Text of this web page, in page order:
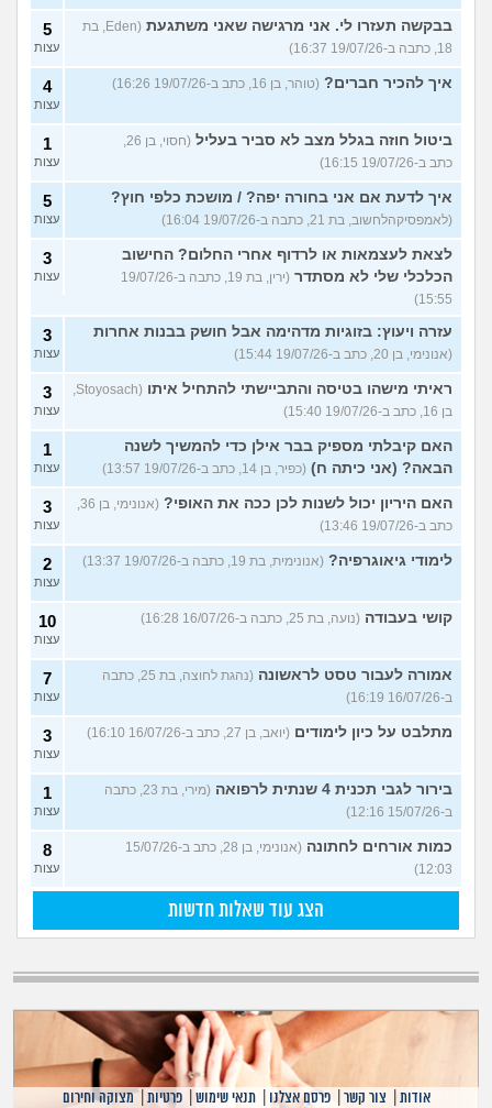
בבקשה תעזרו לי. אני מרגישה שאני משתגעת
(Eden, בת
18, כתבה ב-19/07/26 16:37)
5
עצות
איך להכיר חברים? (טוהר, בן 16, כתב ב-19/07/26 16:26) 4
עצות
ביטול חוזה בגלל מצב לא סביר בעליל
(חסוי, בן 26,
כתב ב-19/07/26 16:15)
1
עצות
איך לדעת אם אני בחורה יפה? / מושכת כלפי חוץ?
(לאמפסיקהלחשוב, בת 21, כתבה ב-19/07/26 16:04)
5
עצות
לצאת לעצמאות או לרדוף אחרי החלום? החישוב
הכלכלי שלי לא מסתדר
(ירין, בת 19, כתבה ב-19/07/26
15:55)
3
עצות
עזרה ויעוץ: בזוגיות מדהימה אבל חושק בבנות אחרות
(אנונימי, בן 20, כתב ב-19/07/26 15:44)
3
עצות
ראיתי מישהו בטיסה והתביישתי להתחיל איתו
(Stoyosach,
בן 16, כתב ב-19/07/26 15:40)
3
עצות
האם קיבלתי מספיק בבר אילן כדי להמשיך לשנה
הבאה? (אני כיתה ח) (כפיר, בן 14, כתב ב-19/07/26 13:57)
1
עצות
האם היריון יכול לשנות לכן ככה את האופי?
(אנונימי, בן 36,
כתב ב-19/07/26 13:46)
3
עצות
לימודי גיאוגרפיה? (אנונימית, בת 19, כתבה ב-19/07/26 13:37) 2
עצות
קושי בעבודה (נועה, בת 25, כתבה ב-16/07/26 16:28) 10
עצות
אמורה לעבור טסט לראשונה
(נהגת לחוצה, בת 25, כתבה
ב-16/07/26 16:19)
7
עצות
מתלבט על כיון לימודים (יואב, בן 27, כתב ב-16/07/26 16:10) 3
עצות
בירור לגבי תכנית 4 שנתית לרפואה
(מירי, בת 23, כתבה
ב-15/07/26 12:16)
1
עצות
כמות אורחים לחתונה
(אנונימי, בן 28, כתב ב-15/07/26
12:03)
8
עצות
הצג עוד שאלות חדשות
אודות צור קשר |פרסם אצלנו |תנאי שימוש |פרטיות |מצוקה וחירום